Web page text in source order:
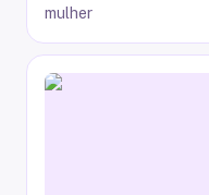
mulher